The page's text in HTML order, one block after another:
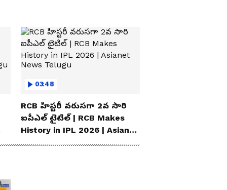
03:48
RCB హిస్టరీ వరుసగా 2వ సారి
ఐపీఎల్ టైటిల్ | RCB Makes
History in IPL 2026 | Asianet
News Telugu